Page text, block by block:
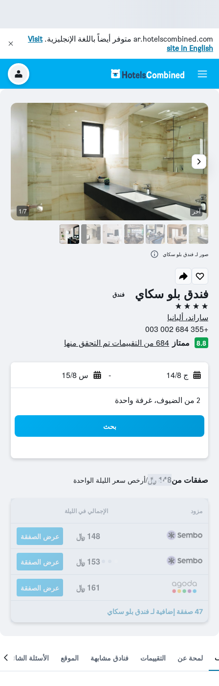
ar.hotelscombined.com متوفر أيضاً باللغة الإنجليزية.Visit
site in English
فندق بلو سكاي فندق
4 نجوم
ساراند، ألبانيا
+355 684 002 003
8.8 ممتاز 684 من التقييمات تم التحقق منها
ج 14/8 - س 15/8
2 من الضيوف، غرفة واحدة
بحث
صفقات من148 ﷼ /أرخص سعر الليلة الواحدة
مزود الإجمالي في الليلة
148 ﷼ عرض الصفقة
153 ﷼ عرض الصفقة
161 ﷼ عرض الصفقة
47 صفقة إضافية لـ فندق بلو سكاي
آخر 1/7
صور لـ فندق بلو سكاي
لمحة عن التقييمات فنادق مشابهة الموقع الأسئلة الشائعة